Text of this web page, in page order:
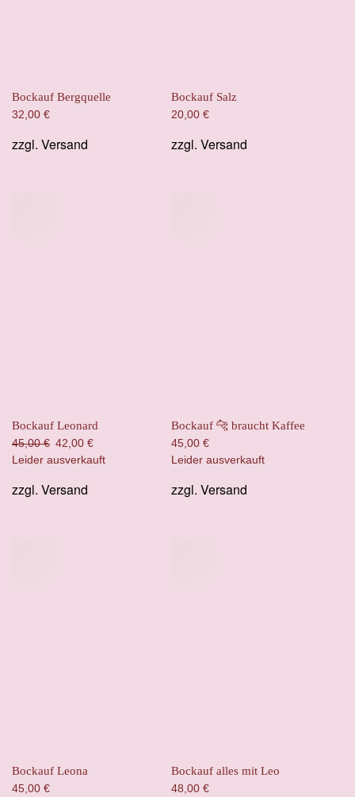
Bockauf Bergquelle
32,00 €
zzgl. Versand
Bockauf Salz
20,00 €
zzgl. Versand
Bockauf Leonard
45,00€ Ursprünglicher
Preis
45,00 €
42,00 €
Preis
Leider ausverkauft
zzgl. Versand
Bockauf 🐆 braucht Kaffee
45,00 €
Leider ausverkauft
zzgl. Versand
Bockauf Leona
45,00 €
Bockauf alles mit Leo
48,00 €